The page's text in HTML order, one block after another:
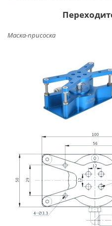
Маска-присоска